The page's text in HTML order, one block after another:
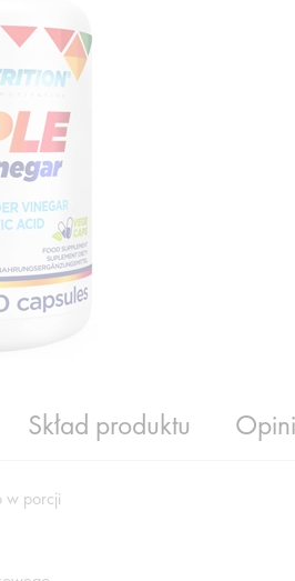
Skład produktu
w porcji